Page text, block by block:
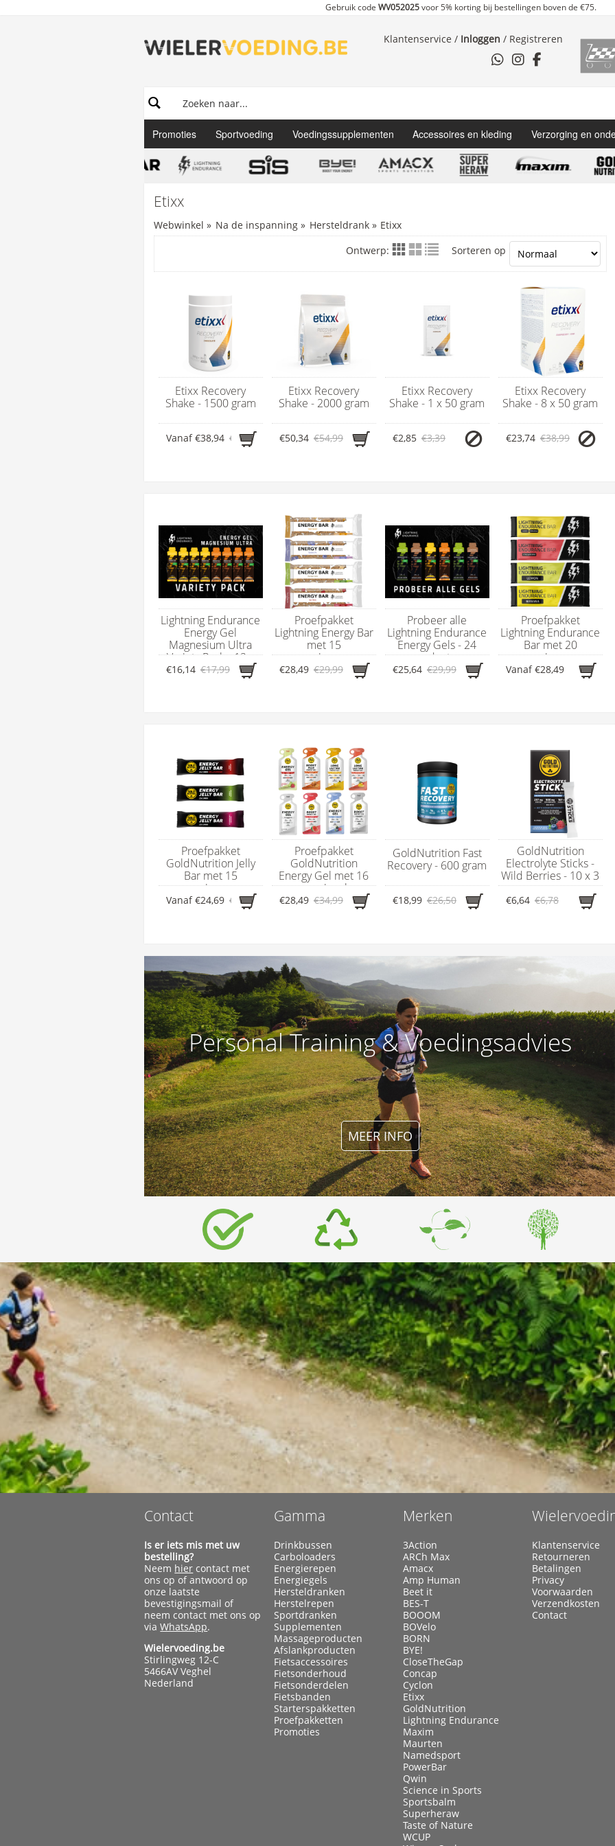
Gebruik codeWV052025voor 5% korting bij bestellingen boven de €75.
Klantenservice / Inloggen / Registreren
Promoties Sportvoeding Voedingssupplementen Accessoires en kleding Verzorging en
Etixx
Webwinkel » Na de inspanning» Hersteldrank» Etixx
Sorteren op
Ontwerp:
Etixx Recovery
Shake - 1500 gram
Vanaf€38,94 €49,99
Etixx Recovery
Shake - 2000 gram
€50,34 €54,99
Etixx Recovery
Shake - 1 x 50 gram
€2,85 €3,39
Etixx Recovery
Shake - 8 x 50 gram
€23,74 €38,99
Lightning Endurance
Energy Gel
Magnesium Ultra
Variety Pack - 12 x
60 ml
€16,14 €17,99
Proefpakket
Lightning Energy Bar
met 15
energierepen
€28,49 €29,99
Probeer alle
Lightning Endurance
Energy Gels - 24
producten
€25,64 €29,99
Proefpakket
Lightning Endurance
Bar met 20
energierepen
Vanaf€28,49
Proefpakket
GoldNutrition Jelly
Bar met 15
energierepen
Vanaf€24,69 €25,21
Proefpakket
GoldNutrition
Energy Gel met 16
energiegels
€28,49 €34,99
GoldNutrition Fast
Recovery - 600 gram
€18,99 €26,50
GoldNutrition
Electrolyte Sticks -
Wild Berries - 10 x 3
gram
€6,64 €6,78
Personal Training & Voedingsadvies
MEER INFO
Contact
Is er iets mis met uw
bestelling?
Neem hier contact met
ons op of antwoord op
onze laatste
bevestigingsmail of
neem contact met ons op
viaWhatsApp.
Wielervoeding.be
Stirlingweg 12-C
5466AV Veghel
Nederland
Gamma
Drinkbussen
Carboloaders
Energierepen
Energiegels
Hersteldranken
Herstelrepen
Sportdranken
Supplementen
Massageproducten
Afslankproducten
Fietsaccessoires
Fietsonderhoud
Fietsonderdelen
Fietsbanden
Starterspakketten
Proefpakketten
Promoties
Merken
3Action
ARCh Max
Amacx
Amp Human
Beet it
BES-T
BOOOM
BOVelo
BORN
BYE!
CloseTheGap
Concap
Cyclon
Etixx
GoldNutrition
Lightning Endurance
Maxim
Maurten
Namedsport
PowerBar
Qwin
Science in Sports
Sportsbalm
Superheraw
Taste of Nature
WCUP
Klantenservice
Retourneren
Betalingen
Privacy
Voorwaarden
Verzendkosten
Contact